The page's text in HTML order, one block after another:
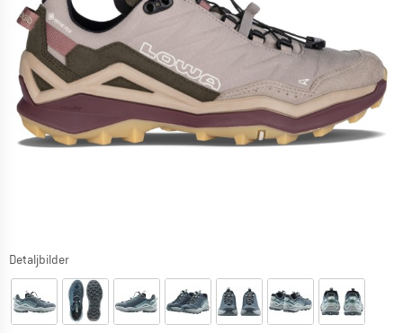
Detaljbilder